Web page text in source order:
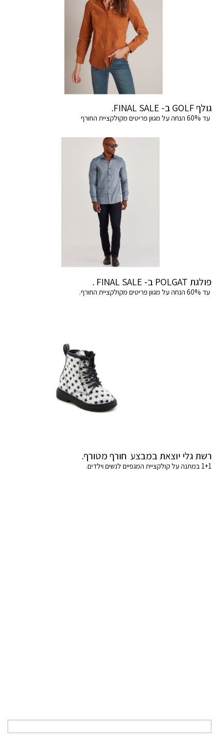
גולף GOLF ב- FINAL SALE.
עד 60% הנחה על מגוון פריטים מקולקציית החורף
פולגת POLGAT ב- FINAL SALE .
עד 60% הנחה על מגוון פריטים מקולקציית החורף.
רשת גלי יוצאת במבצע חורף מטורף.
1+1 במתנה על קולקציית המגפיים לנשים וילדים.